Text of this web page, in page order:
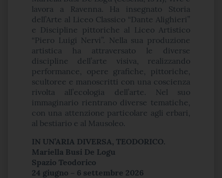
lavora a Ravenna. Ha insegnato Storia
dell’Arte al Liceo Classico “Dante Alighieri”
e Discipline pittoriche al Liceo Artistico
“Piero Luigi Nervi”. Nella sua produzione
artistica ha attraversato le diverse
discipline dell’arte visiva, realizzando
performance, opere grafiche, pittoriche,
scultoree e manoscritti con una coscienza
rivolta all’ecologia dell’arte. Nel suo
immaginario rientrano diverse tematiche,
con una attenzione particolare agli erbari,
al bestiario e al Mausoleo.
IN UN’ARIA DIVERSA, TEODORICO.
Mariella Busi De Logu
Spazio Teodorico
24 giugno – 6 settembre 2026